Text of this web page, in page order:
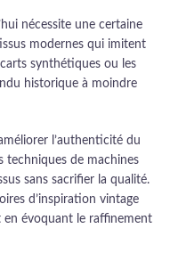
nécessite une certaine
modernes qui imitent
synthétiques ou les
historique à moindre
l’authenticité du
techniques de machines
sans sacrifier la qualité.
d’inspiration vintage
en évoquant le raffinement